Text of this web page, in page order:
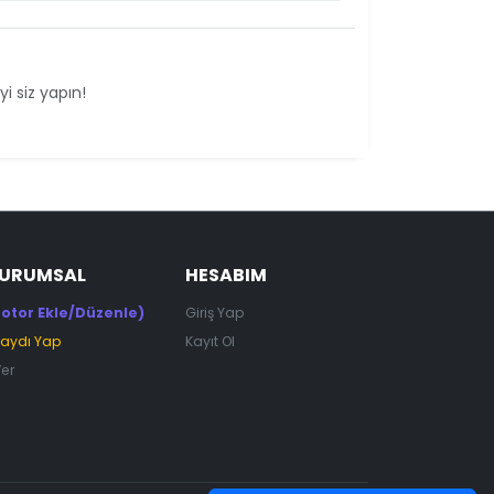
siz yapın!
Ekle/Düzenle)
Yap
HESABIM
Giriş Yap
Kayıt Ol